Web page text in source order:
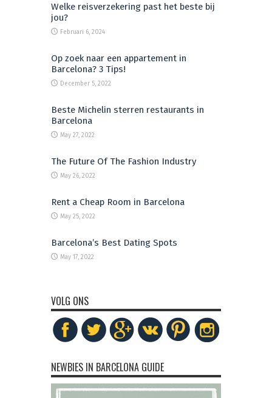
Welke reisverzekering past het beste bij
jou?
Februari 6, 2024
Op zoek naar een appartement in
Barcelona? 3 Tips!
December 5, 2022
Beste Michelin sterren restaurants in
Barcelona
May 27, 2022
The Future Of The Fashion Industry
May 26, 2022
Rent a Cheap Room in Barcelona
May 25, 2022
Barcelona’s Best Dating Spots
May 17, 2022
VOLG ONS
NEWBIES IN BARCELONA GUIDE